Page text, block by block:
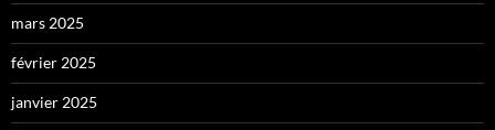
mars 2025
février 2025
janvier 2025